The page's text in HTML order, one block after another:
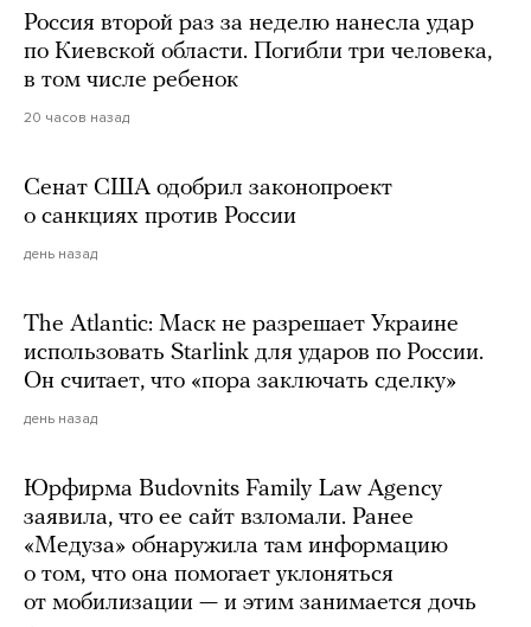
Россия второй раз за неделю нанесла удар
по Киевской области. Погибли три человека,
в том числе ребенок
20 часов назад
Сенат США одобрил законопроект
о санкциях против России
день назад
The Atlantic: Маск не разрешает Украине
использовать Starlink для ударов по России.
Он считает, что «пора заключать сделку»
день назад
Юрфирма Budovnits Family Law Agency
заявила, что ее сайт взломали. Ранее
«Медуза» обнаружила там информацию
о том, что она помогает уклоняться
от мобилизации — и этим занимается дочь